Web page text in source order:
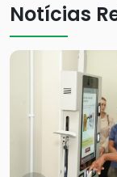
Notícias